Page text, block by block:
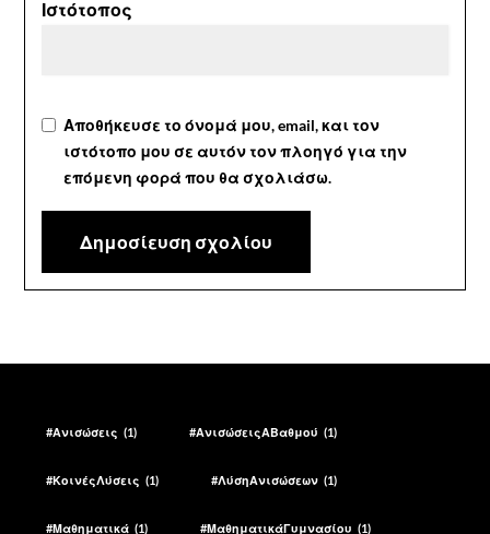
Ιστότοπος
Αποθήκευσε το όνομά μου, email, και τον
ιστότοπο μου σε αυτόν τον πλοηγό για την
επόμενη φορά που θα σχολιάσω.
#Ανισώσεις (1) #ΑνισώσειςΑΒαθμού (1)
#ΚοινέςΛύσεις (1) #ΛύσηΑνισώσεων (1)
#Μαθηματικά (1) #ΜαθηματικάΓυμνασίου (1)